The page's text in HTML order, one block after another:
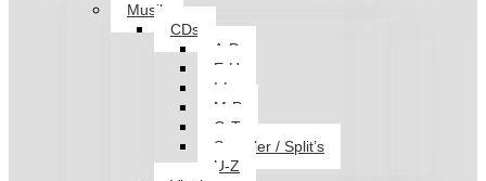
Musik
CDs
A-D
E-H
I-L
M-P
Q-T
Sampler / Split’s
U-Z